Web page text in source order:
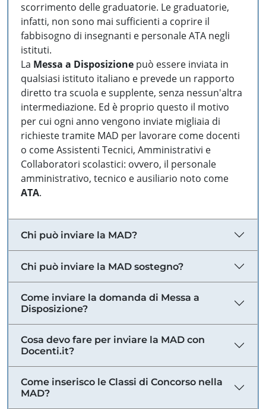
scorrimento delle graduatorie. Le graduatorie,
infatti, non sono mai sufficienti a coprire il
fabbisogno di insegnanti e personale ATA negli
istituti.
La Messa a Disposizione può essere inviata in
qualsiasi istituto italiano e prevede un rapporto
diretto tra scuola e supplente, senza nessun'altra
intermediazione. Ed è proprio questo il motivo
per cui ogni anno vengono inviate migliaia di
richieste tramite MAD per lavorare come docenti
o come Assistenti Tecnici, Amministrativi e
Collaboratori scolastici: ovvero, il personale
amministrativo, tecnico e ausiliario noto come
ATA.
Chi può inviare la MAD?
Chi può inviare la MAD sostegno?
Come inviare la domanda di Messa a
Disposizione?
Cosa devo fare per inviare la MAD con
Docenti.it?
Come inserisco le Classi di Concorso nella
MAD?